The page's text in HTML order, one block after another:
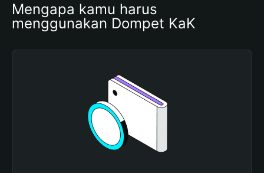
Mengapa kamu harus
menggunakan Dompet KaK